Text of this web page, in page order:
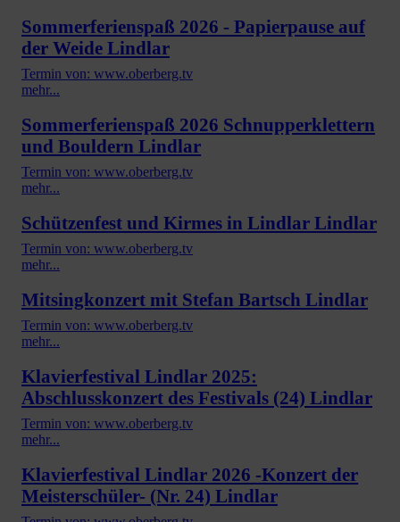
Sommerferienspaß 2026 - Papierpause auf
der Weide Lindlar
Termin von: www.oberberg.tv
mehr...
Sommerferienspaß 2026 Schnupperklettern
und Bouldern Lindlar
Termin von: www.oberberg.tv
mehr...
Schützenfest und Kirmes in Lindlar Lindlar
Termin von: www.oberberg.tv
mehr...
Mitsingkonzert mit Stefan Bartsch Lindlar
Termin von: www.oberberg.tv
mehr...
Klavierfestival Lindlar 2025:
Abschlusskonzert des Festivals (24) Lindlar
Termin von: www.oberberg.tv
mehr...
Klavierfestival Lindlar 2026 -Konzert der
Meisterschüler- (Nr. 24) Lindlar